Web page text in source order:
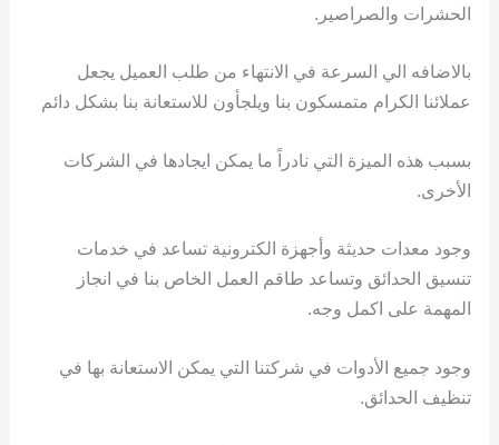
الحشرات والصراصير.
بالاضافه الي السرعة في الانتهاء من طلب العميل يجعل
عملائنا الكرام متمسكون بنا ويلجأون للاستعانة بنا بشكل دائم
بسبب هذه الميزة التي نادراً ما يمكن ايجادها في الشركات
الأخرى.
وجود معدات حديثة وأجهزة الكترونية تساعد في خدمات
تنسيق الحدائق وتساعد طاقم العمل الخاص بنا في انجاز
المهمة على اكمل وجه.
وجود جميع الأدوات في شركتنا التي يمكن الاستعانة بها في
تنظيف الحدائق.